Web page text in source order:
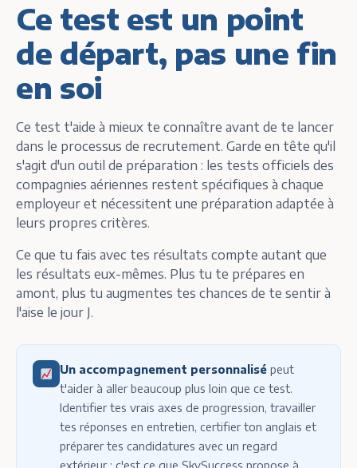
Ce test est un point
de départ, pas une fin
en soi
Ce test t'aide à mieux te connaître avant de te lancer
dans le processus de recrutement. Garde en tête qu'il
s'agit d'un outil de préparation : les tests officiels des
compagnies aériennes restent spécifiques à chaque
employeur et nécessitent une préparation adaptée à
leurs propres critères.
Ce que tu fais avec tes résultats compte autant que
les résultats eux-mêmes. Plus tu te prépares en
amont, plus tu augmentes tes chances de te sentir à
l'aise le jour J.
Un accompagnement personnalisé peut
t'aider à aller beaucoup plus loin que ce test.
Identifier tes vrais axes de progression, travailler
tes réponses en entretien, certifier ton anglais et
préparer tes candidatures avec un regard
extérieur : c'est ce que SkySuccess propose à